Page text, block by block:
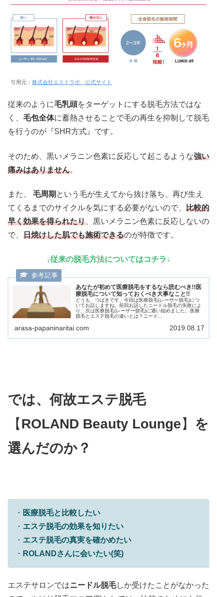
引用元： 株式会社エストラボ 公式サイト
従来のように毛乳頭をターゲットにする脱毛方法ではな
く、 毛包全体に蓄熱させることで毛の再生を抑制して脱毛
を行うのが『SHR方式』です。
そのため、黒いメラニン色素に反応して起こるような強い
痛みはありません。
また、 毛周期 という毛が生えてから抜け落ち、再び生え
てくるまでのサイクルを気にする必要がないので、 比較的
早く効果を得られたり 、黒いメラニン色素に反応しないの
で、 日焼けした肌でも施術できるのが特徴です。
↓従来の脱毛方法についてはコチラ↓
あなたが初めて医療脱毛をするなら読むべき!!医
療脱毛について知っておくべき大事なこと!!
どうも、つばきです。今回は医療脱毛(レーザー脱毛)につ
いてお話しますね。前回お話したニードル脱毛の失敗によ
り、次は医療脱毛(レーザー脱毛)に通い始めました。医療
脱毛とエステ脱毛の違いとは？ニード...
arasa-papaninaritai.com 2019.08.17
では、何故エステ脱毛
【ROLAND Beauty Lounge】 を
選んだのか？
・ 医療脱毛と比較したい
・ エステ脱毛の効果を知りたい
・ エステ脱毛の真実を確かめたい
・ ROLANDさんに会いたい(笑)
エステサロンではニードル脱毛しか受けたことがなかった